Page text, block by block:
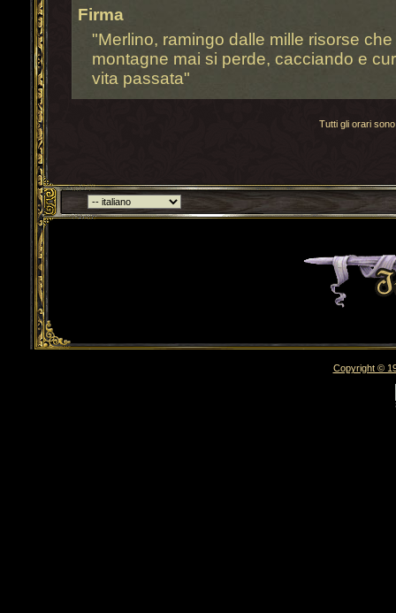
Firma
"Merlino, ramingo dalle mille risorse
montagne mai si perde, cacciando e
vita passata"
Tutti gli orari
Torna indietro
Copyright ©